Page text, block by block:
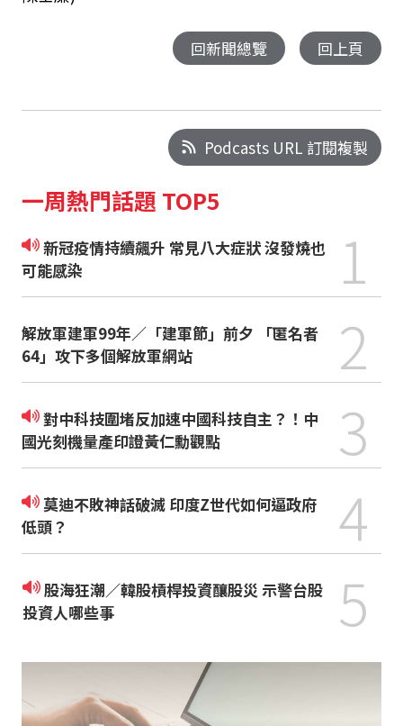
回新聞總覽 回上頁
Podcasts URL 訂閱複製
一周熱門話題 TOP5
新冠疫情持續飆升 常見八大症狀 沒發燒也
可能感染
1
解放軍建軍99年／「建軍節」前夕 「匿名者
64」攻下多個解放軍網站
2
對中科技圍堵反加速中國科技自主？！中
國光刻機量產印證黃仁勳觀點
3
莫迪不敗神話破滅 印度Z世代如何逼政府
低頭？
4
股海狂潮／韓股槓桿投資釀股災 示警台股
投資人哪些事
5